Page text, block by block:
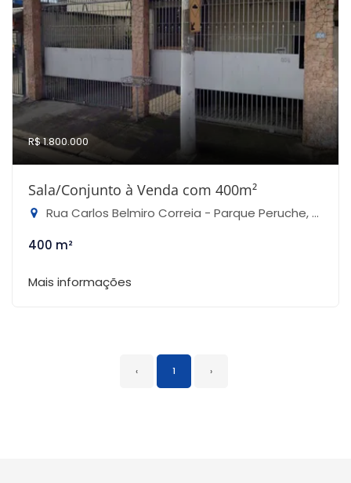
R$ 1.800.000
Sala/Conjunto à Venda com 400m²
Rua Carlos Belmiro Correia - Parque Peruche, São Paulo-SP
400 m²
Mais informações
‹ 1 ›